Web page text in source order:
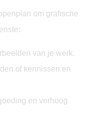
om grafische
van je werk.
of kennissen en
en verhoog